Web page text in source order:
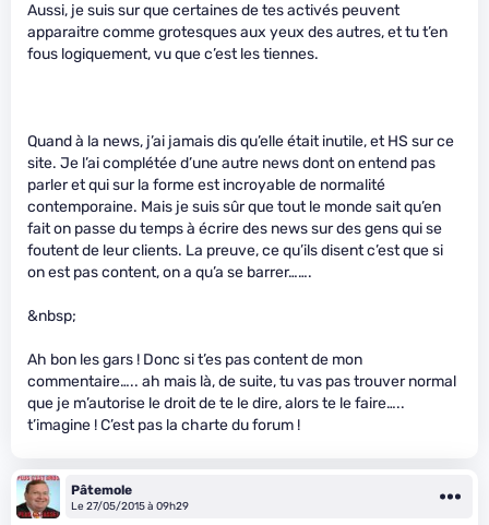
Aussi, je suis sur que certaines de tes activés peuvent
apparaitre comme grotesques aux yeux des autres, et tu t’en
fous logiquement, vu que c’est les tiennes.
Quand à la news, j’ai jamais dis qu’elle était inutile, et HS sur ce
site. Je l’ai complétée d’une autre news dont on entend pas
parler et qui sur la forme est incroyable de normalité
contemporaine. Mais je suis sûr que tout le monde sait qu’en
fait on passe du temps à écrire des news sur des gens qui se
foutent de leur clients. La preuve, ce qu’ils disent c’est que si
on est pas content, on a qu’a se barrer…….
&nbsp;
Ah bon les gars ! Donc si t’es pas content de mon
commentaire….. ah mais là, de suite, tu vas pas trouver normal
que je m’autorise le droit de te le dire, alors te le faire…..
t’imagine ! C’est pas la charte du forum !
Pâtemole
Le 27/05/2015 à 09h29